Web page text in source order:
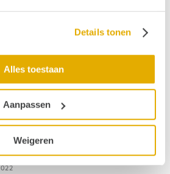
Details tonen
Alles toestaan
Aanpassen
Weigeren
probleem ook onder de aandacht
waren blij met de inbreng van
input van de ouders!). Zij hebben
om alert te zijn op dit probleem
te werken aan oplossingen.